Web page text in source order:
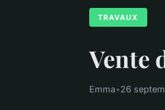
TRAVAUX
Vente
Emma•26